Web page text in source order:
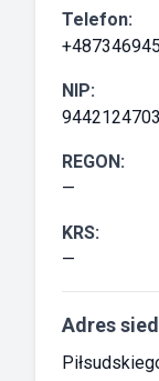
Telefon:
NIP:
9442124703
REGON:
—
KRS:
—
Adres